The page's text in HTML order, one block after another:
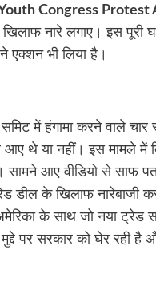
Congress Protest
नारे लगाए। इस पूरी
एक्शन भी लिया है।
में हंगामा करने वाले चार
आए थे या नहीं। इस मामले में
सामने आए वीडियो से साफ
डील के खिलाफ नारेबाजी
के साथ जो नया ट्रेड
पर सरकार को घेर रही है